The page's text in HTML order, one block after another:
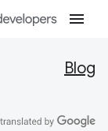
Blog